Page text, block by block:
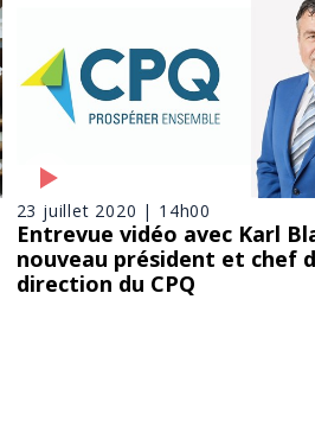
23 juillet 2020 | 14h00
Entrevue vidéo avec Karl
nouveau président et chef
direction du CPQ